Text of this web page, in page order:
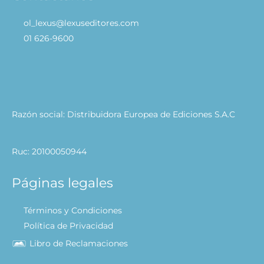
ol_lexus@lexuseditores.com
01 626-9600
Razón social: Distribuidora Europea de Ediciones S.A.C
Ruc: 20100050944
Páginas legales
Términos y Condiciones
Política de Privacidad
Libro de Reclamaciones